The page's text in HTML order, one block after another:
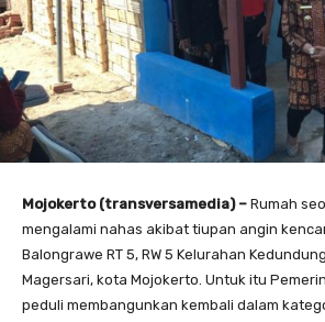
Mojokerto (transversamedia) – Rumah
mengalami nahas akibat tiupan angin
Balongrawe RT 5, RW 5 Kelurahan
Magersari, kota Mojokerto. Untuk itu
peduli membangunkan kembali dalam